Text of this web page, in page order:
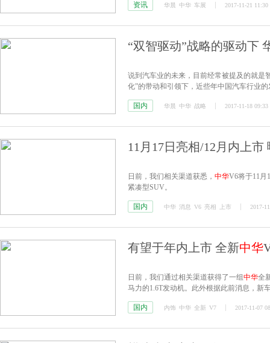
资讯
华晨 中华 车展 2017-11-21 11:30
“双智驱动”战略的驱动下
说到汽车业的未来，目前经常被提及的就是
化”的带动和引领下，近些年中国汽车行业
国内
华晨 中华 战略 2017-11-18 09:33
11月17日亮相/12月内上市
日前，我们相关渠道获悉， 中华V6将于11月
紧凑型SUV。
国内 中华 消息 V6 亮相 上市 2017-
有望于年内上市 全新中华
日前，我们通过相关渠道获得了一组中华全
马力的1.6T发动机。此外根据此前消息，新
国内 内饰 中华 全新 V7 2017-11-07